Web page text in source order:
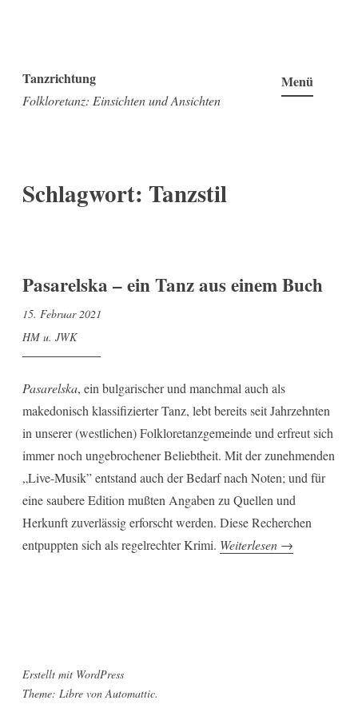
Inhalt
springen
Tanzrichtung
Folkloretanz: Einsichten und Ansichten
Menü
Schlagwort: Tanzstil
Pasarelska – ein Tanz aus einem Buch
15. Februar 2021
HM u. JWK
Pasarelska, ein bulgarischer und manchmal auch als
makedonisch klassifizierter Tanz, lebt bereits seit Jahrzehnten
in unserer (westlichen) Folkloretanzgemeinde und erfreut sich
immer noch ungebrochener Beliebtheit. Mit der zunehmenden
„Live-Musik” entstand auch der Bedarf nach Noten; und für
eine saubere Edition mußten Angaben zu Quellen und
Herkunft zuverlässig erforscht werden. Diese Recherchen
entpuppten sich als regelrechter Krimi. Weiterlesen „Pasarelska
→
Erstellt mit WordPress
Theme: Libre vonAutomattic.